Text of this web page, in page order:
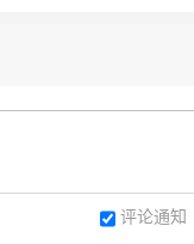
评论通知